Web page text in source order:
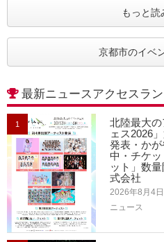
もっと読
京都市のイベ
最新ニュースアクセスラ
1
北陸最大
ェス2026
発表・か
中・チケ
ット」数
式会社
2026年8月4
ニュース